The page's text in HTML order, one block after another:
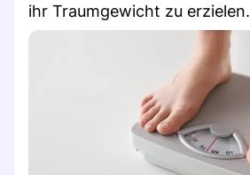
ihr Traumgewicht zu erzielen.